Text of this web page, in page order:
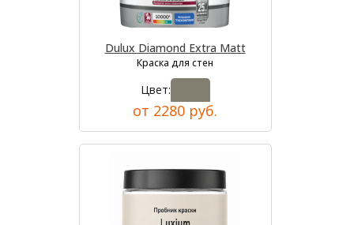
Dulux Diamond Extra Matt
Краска для стен
Цвет:
от 2280 руб.